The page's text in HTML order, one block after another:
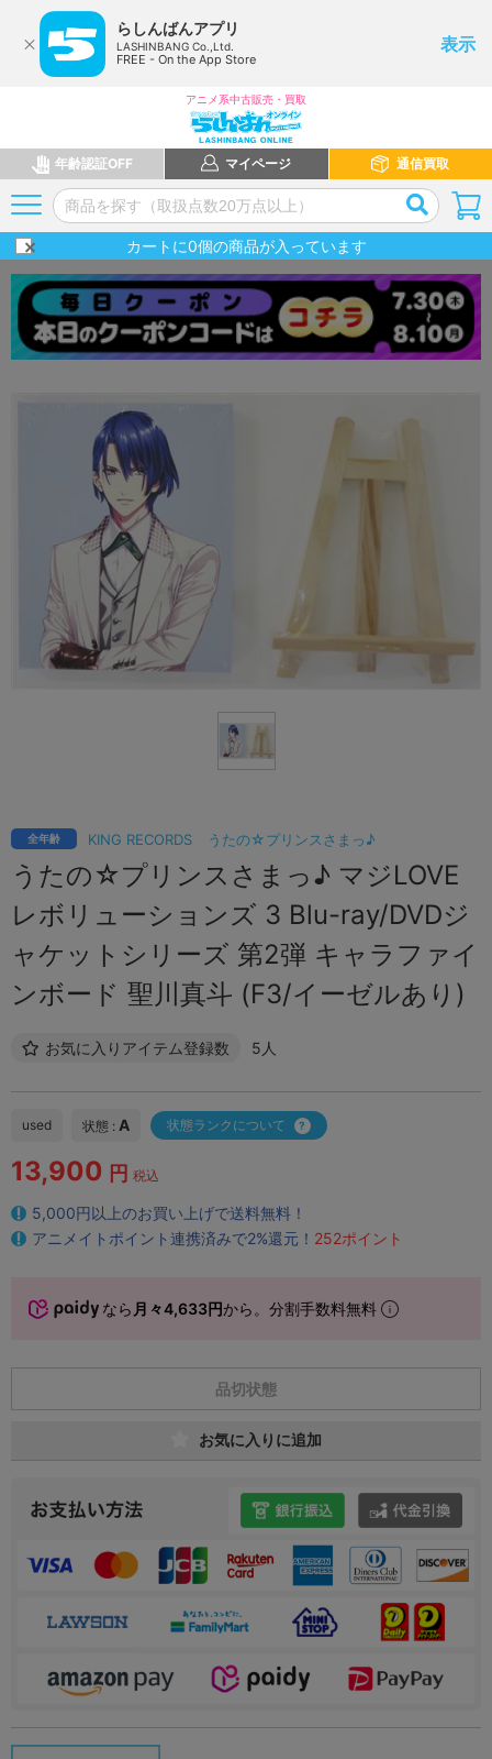
らしんばんアプリ
LASHINBANG Co.,Ltd.
FREE - On the App Store
表示
アニメ系中古販売・買取
年齢認証OFF マイページ 通信買取
カートに0個の商品が入っています
KING RECORDS うたの☆プリンスさまっ♪
全年齢
うたの☆プリンスさまっ♪ マジLOVE
レボリューションズ 3 Blu-ray/DVDジ
ャケットシリーズ 第2弾 キャラファイ
ンボード 聖川真斗 (F3/イーゼルあり)
お気に入りアイテム登録数 5人
used 状態 : A 状態ランクについて
13,900 円 税込
5,000円以上のお買い上げで送料無料！
アニメイトポイント連携済みで2%還元！ 252ポイント
なら 月々4,633円から。分割手数料無料
品切状態
お気に入りに追加